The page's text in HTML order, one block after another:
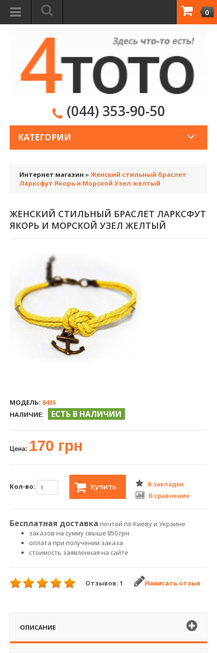
0
(044) 353-90-50
КАТЕГОРИИ
Интернет магазин » Женский стильный браслет
Ларксфут Якорь и Морской Узел желтый
ЖЕНСКИЙ СТИЛЬНЫЙ БРАСЛЕТ ЛАРКСФУТ
ЯКОРЬ И МОРСКОЙ УЗЕЛ ЖЕЛТЫЙ
МОДЕЛЬ: 8435
НАЛИЧИЕ:
ЕСТЬ В НАЛИЧИИ
Цена: 170 грн
Кол-во: Купить
В закладки
В сравнение
Бесплатная доставка почтой по Киеву и Украине
заказов на сумму свыше 850 грн
оплата при получении заказа
стоимость заявленная на сайте
Отзывов: 1 Написать отзыв
ОПИСАНИЕ